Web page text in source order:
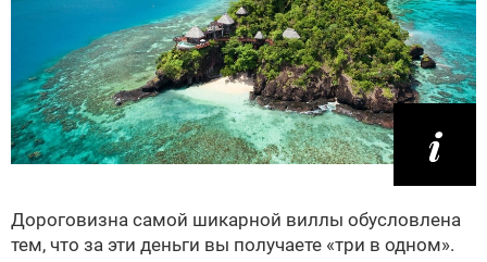
Дороговизна самой шикарной виллы обусловлена
тем, что за эти деньги вы получаете «три в одном».